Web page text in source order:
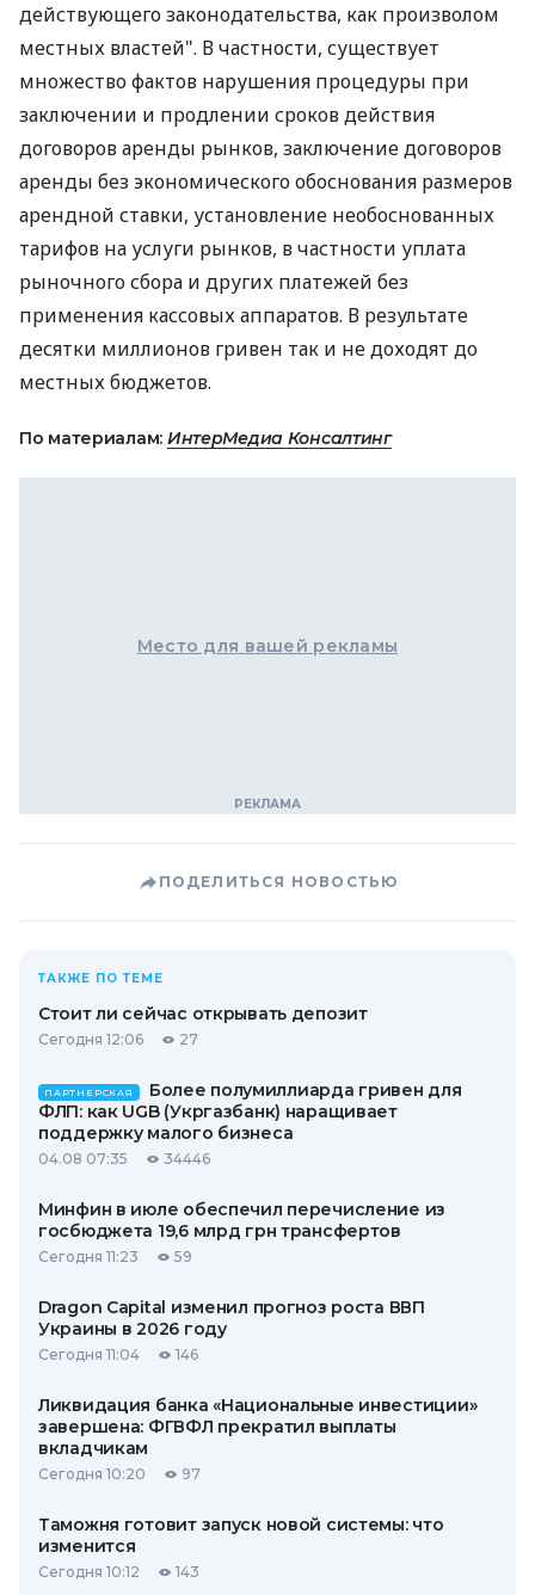
действующего законодательства, как произволом
местных властей". В частности, существует
множество фактов нарушения процедуры при
заключении и продлении сроков действия
договоров аренды рынков, заключение договоров
аренды без экономического обоснования размеров
арендной ставки, установление необоснованных
тарифов на услуги рынков, в частности уплата
рыночного сбора и других платежей без
применения кассовых аппаратов. В результате
десятки миллионов гривен так и не доходят до
местных бюджетов.
По материалам: ИнтерМедиа Консалтинг
Место для вашей рекламы
ПОДЕЛИТЬСЯ НОВОСТЬЮ
ТАКЖЕ ПО ТЕМЕ
Стоит ли сейчас открывать депозит
Сегодня 12:06 27
ПАРТНЕРСКАЯ
Более полумиллиарда гривен для
ФЛП: как UGB (Укргазбанк) наращивает
поддержку малого бизнеса
04.08 07:35 34446
Минфин в июле обеспечил перечисление из
госбюджета 19,6 млрд грн трансфертов
Сегодня 11:23 59
Dragon Capital изменил прогноз роста ВВП
Украины в 2026 году
Сегодня 11:04 146
Ликвидация банка «Национальные инвестиции»
завершена: ФГВФЛ прекратил выплаты
вкладчикам
Сегодня 10:20 97
Таможня готовит запуск новой системы: что
изменится
Сегодня 10:12 143